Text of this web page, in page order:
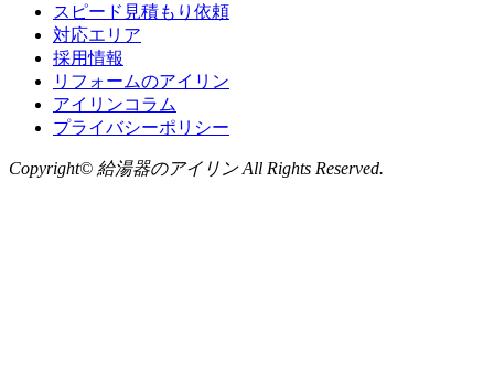
スピード見積もり依頼
対応エリア
採用情報
リフォームのアイリン
アイリンコラム
プライバシーポリシー
Copyright© 給湯器のアイリン All Rights Reserved.